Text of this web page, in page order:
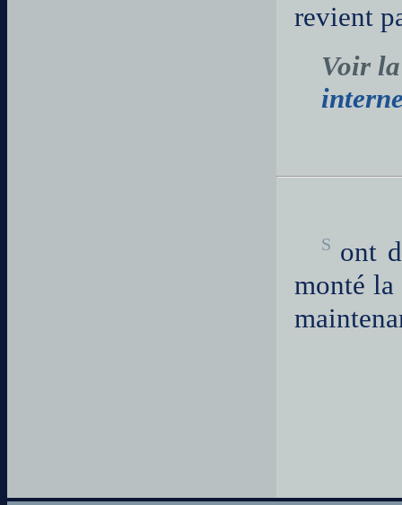
revient
Voir
Sont deux guides de montagnes avec qui Philippe B. Tristan a
monté la